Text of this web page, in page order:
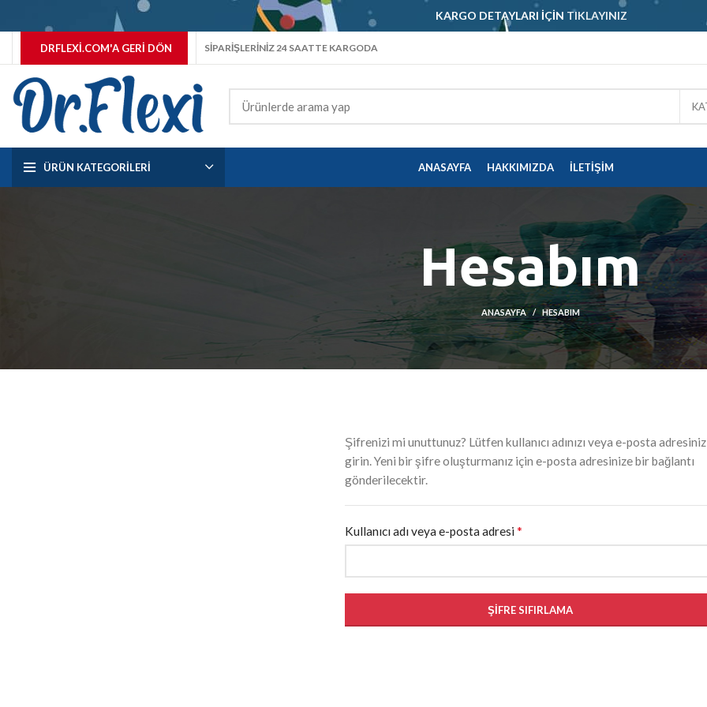
DRFLEXI.COM'A GERI DÖN SİPARİŞLERİNİZ 24 SAATTE KARGODA
ÜRÜN KATEGORILERI ANASAYFA HAKKIMIZDA İLETIŞIM
Hesabım
ANASAYFA HESABIM
Şifrenizi mi unuttunuz? Lütfen kullanıcı adınızı veya e-posta
girin. Yeni bir şifre oluşturmanız için e-posta adresinize bir bağlantı
gönderilecektir.
Kullanıcı adı veya e-posta adresi*
ŞIFRE SIFIRLAMA
KARGO DETAYLARI İÇIN TIKLAYINIZ